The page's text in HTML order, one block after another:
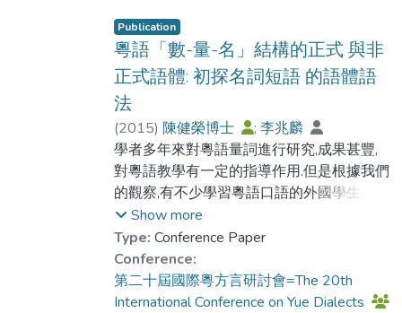
Publication
粵語「數-量-名」結構的正式 與非
正式語體: 初探名詞短語 的語體語
法
(2015) 陳健榮博士 ; 李兆麟
學者多年來對粵語量詞進行研究,成果甚豐,
對粵語教學有一定的指導作用.但是根據我們
的觀察,有不少學習粵語口語的外國學生利用
量詞造句時仍然出現一些偏誤,例如“*/? 我公
司連一名女仔都冇”和“*/? 飛機上有 230 位
(男)人受傷”等句子.粵語母語使用者覺得這些
句子並不能接受,甚至不合語法.在教學上,粵
語二語教師會用不同辦法去糾正這些偏誤.然
Show more
Type: Conference Paper
Conference:
第二十屆國際粵方言研討會=The 20th
International Conference on Yue Dialects